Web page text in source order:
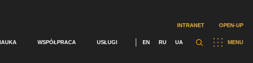
INTRANET OPEN-UP
MENU
WSPÓŁPRACA USŁUGI EN RU UA